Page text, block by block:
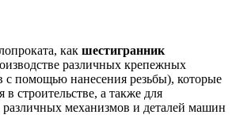
как шестигранник
различных крепежных
с помощью нанесения резьбы), которые
строительстве, а также для
различных механизмов и деталей машин